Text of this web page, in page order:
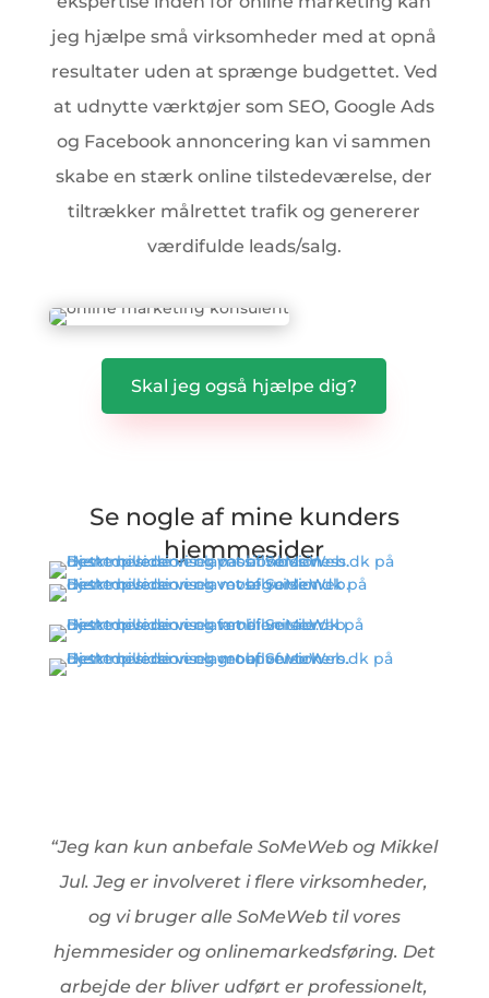
jeg hjælpe små virksomheder med at opnå
resultater uden at sprænge budgettet. Ved
at udnytte værktøjer som SEO, Google Ads
og Facebook annoncering kan vi sammen
skabe en stærk online tilstedeværelse, der
tiltrækker målrettet trafik og genererer
værdifulde leads/salg.
Skal jeg også hjælpe dig?
Se nogle af mine kunders
hjemmesider
“Jeg kan kun anbefale SoMeWeb og Mikkel
Jul. Jeg er involveret i flere virksomheder,
og vi bruger alle SoMeWeb til vores
hjemmesider og onlinemarkedsføring. Det
arbejde der bliver udført er professionelt,